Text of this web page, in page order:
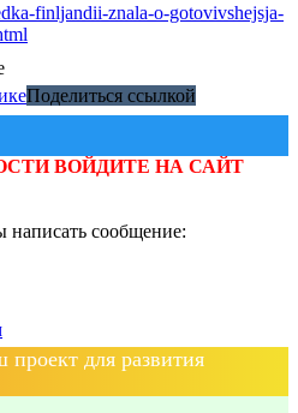
finljandii-znala-o-gotovivshejsja-
Поделиться ссылкой
ВОЙДИТЕ НА САЙТ
написать сообщение:
для развития